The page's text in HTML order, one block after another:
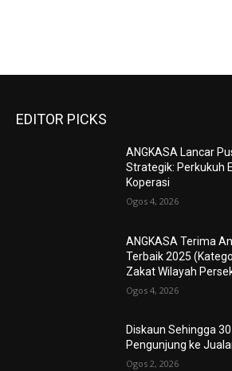
EDITOR PICKS
ANGKASA Lancar
Strategik: Perkukuh
Koperasi
Ogos 4, 2026
ANGKASA Terima
Terbaik 2025
Zakat Wilayah
Ogos 4, 2026
Diskaun Sehingga
Pengunjung ke
Ogos 2, 2026